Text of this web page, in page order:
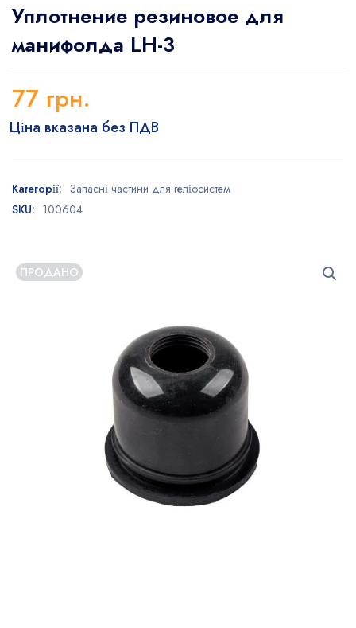
Уплотнение резиновое для
манифолда LH-3
77 грн.
Ціна вказана без ПДВ
Категорії: Запасні частини для геліосистем
SKU: 100604
ПРОДАНО